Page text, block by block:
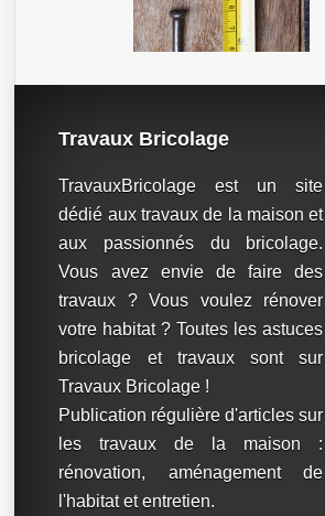
Travaux Bricolage
TravauxBricolage est un site
dédié aux travaux de la maison et
aux passionnés du bricolage.
Vous avez envie de faire des
travaux ? Vous voulez rénover
votre habitat ? Toutes les astuces
bricolage et travaux sont sur
Travaux Bricolage !
Publication régulière d'articles sur
les travaux de la maison :
rénovation, aménagement de
l'habitat et entretien.